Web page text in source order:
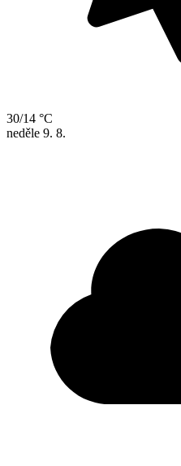
30/14 °C
neděle 9. 8.